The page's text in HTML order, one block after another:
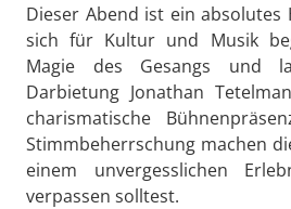
Dieser Abend ist ein
sich für Kultur und Musik
Magie des Gesangs und
Darbietung Jonathan
charismatische
Stimmbeherrschung machen
einem unvergesslichen
verpassen solltest.